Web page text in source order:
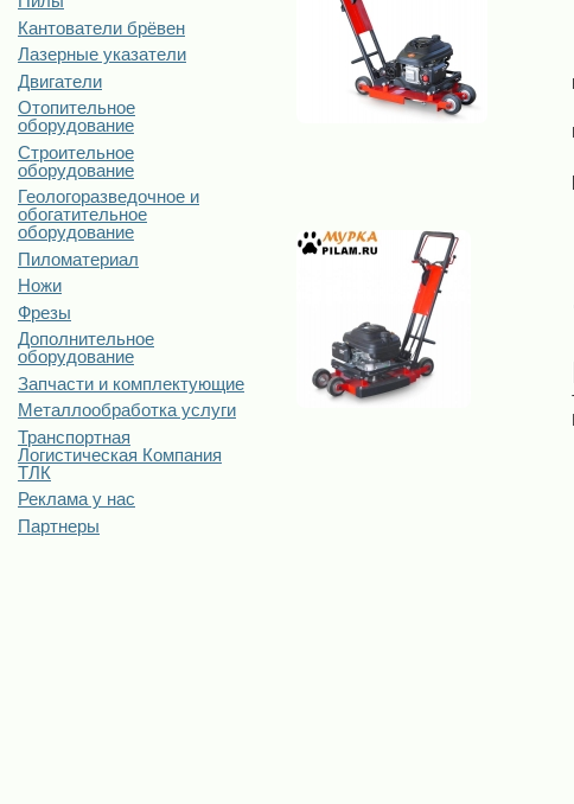
Кантователи брёвен
Лазерные указатели
Двигатели
Отопительное
оборудование
Строительное
оборудование
Геологоразведочное и
обогатительное
оборудование
Пиломатериал
Ножи
Фрезы
Дополнительное
оборудование
Запчасти и комплектующие
Металлообработка услуги
Транспортная
Логистическая Компания
ТЛК
Реклама у нас
Партнеры